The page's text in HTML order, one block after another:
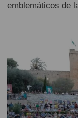
emblemáticos de